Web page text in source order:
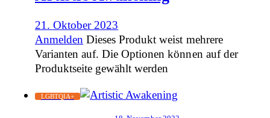
21. Oktober 2023
Anmelden Dieses Produkt weist mehrere
Varianten auf. Die Optionen können auf der
Produktseite gewählt werden
LGBTQIA+